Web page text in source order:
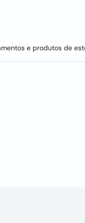
e produtos de